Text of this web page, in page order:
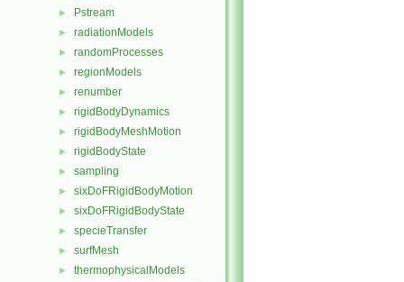
► Pstream
► radiationModels
► randomProcesses
► regionModels
► renumber
► rigidBodyDynamics
► rigidBodyMeshMotion
► rigidBodyState
► sampling
► sixDoFRigidBodyMotion
► sixDoFRigidBodyState
► specieTransfer
► surfMesh
► thermophysicalModels